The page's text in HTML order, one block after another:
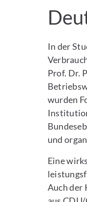
In der
Prof. Dr.
wurden
und
Eine
Auch der